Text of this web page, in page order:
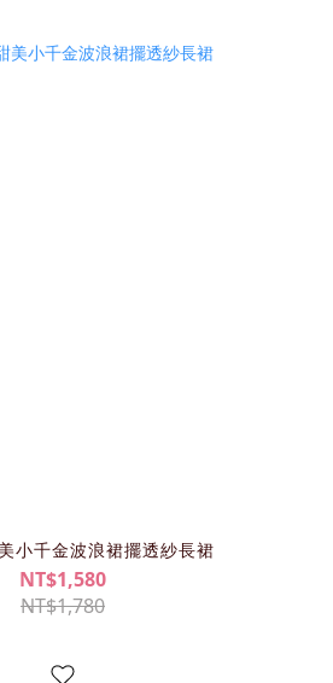
小千金波浪裙擺透紗長裙
NT$1,580
NT$1,780